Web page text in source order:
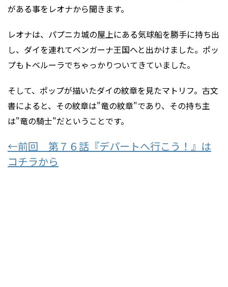
がある事をレオナから聞きます。
レオナは、パプニカ城の屋上にある気球船を勝手に持ち出
し、ダイを連れてベンガーナ王国へと出かけました。ポッ
プもトベルーラでちゃっかりついてきていました。
そして、ポップが描いたダイの紋章を見たマトリフ。古文
書によると、その紋章は"竜の紋章"であり、その持ち主
は"竜の騎士"だということです。
←前回 第７６話『デパートへ行こう！』は
コチラから